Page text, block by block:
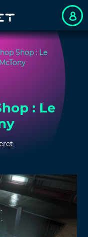
Shop : Le
: Le